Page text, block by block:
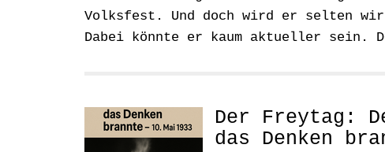
Volksfest. Und doch wird er selten
Dabei könnte er kaum aktueller sein.
Der Freytag:
das Denken